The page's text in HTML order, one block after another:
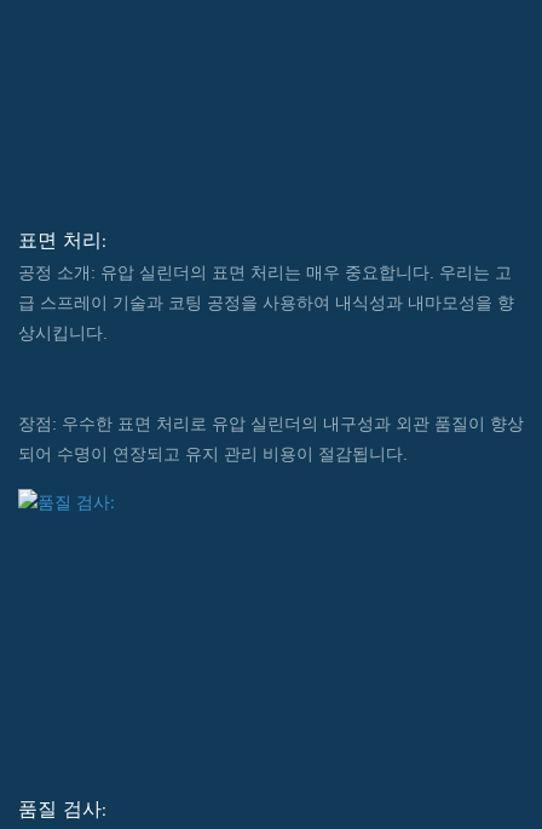
표면 처리:
공정 소개: 유압 실린더의 표면 처리는 매우 중요합니다. 우리는 고
급 스프레이 기술과 코팅 공정을 사용하여 내식성과 내마모성을 향
상시킵니다.
장점: 우수한 표면 처리로 유압 실린더의 내구성과 외관 품질이 향상
되어 수명이 연장되고 유지 관리 비용이 절감됩니다.
품질 검사: